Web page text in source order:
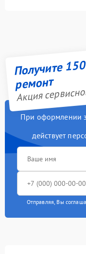
Получите
ремонт
Акция
При оформлении
действует
Отправляя, Вы